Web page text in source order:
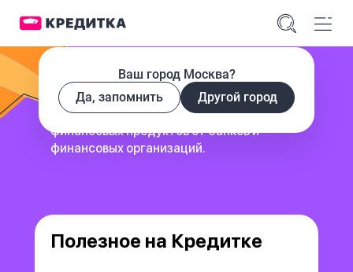
Ваш город Москва?
Да, запомнить
Другой город
сервис для поиска и сравнения
финансовых продуктовот банков и
финансовых организаций.
Полезное на Кредитке